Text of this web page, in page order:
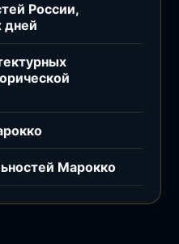
России,
дней
Марокко